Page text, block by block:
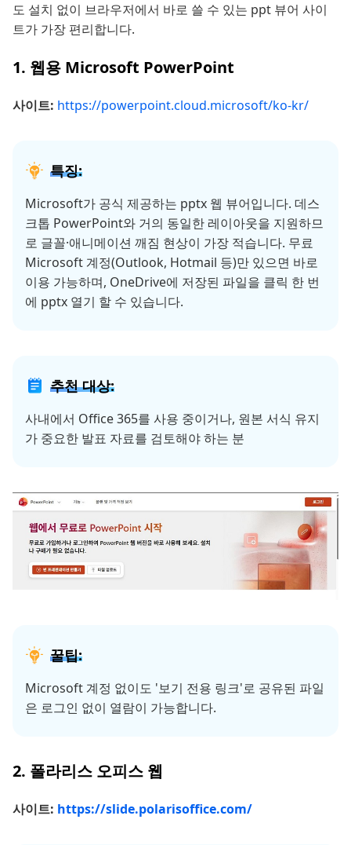
도 설치 없이 브라우저에서 바로 쓸 수 있는 ppt 뷰어 사이
트가 가장 편리합니다.
1. 웹용 Microsoft PowerPoint
사이트: https://powerpoint.cloud.microsoft/ko-kr/
특징:
Microsoft가 공식 제공하는 pptx 웹 뷰어입니다. 데스
크톱 PowerPoint와 거의 동일한 레이아웃을 지원하므
로 글꼴·애니메이션 깨짐 현상이 가장 적습니다. 무료
Microsoft 계정(Outlook, Hotmail 등)만 있으면 바로
이용 가능하며, OneDrive에 저장된 파일을 클릭 한 번
에 pptx 열기 할 수 있습니다.
추천 대상:
사내에서 Office 365를 사용 중이거나, 원본 서식 유지
가 중요한 발표 자료를 검토해야 하는 분
꿀팁:
Microsoft 계정 없이도 '보기 전용 링크'로 공유된 파일
은 로그인 없이 열람이 가능합니다.
2. 폴라리스 오피스 웹
사이트: https://slide.polarisoffice.com/